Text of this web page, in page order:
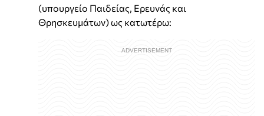
(υπουργείο Παιδείας, Ερευνάς και
Θρησκευμάτων) ως κατωτέρω: